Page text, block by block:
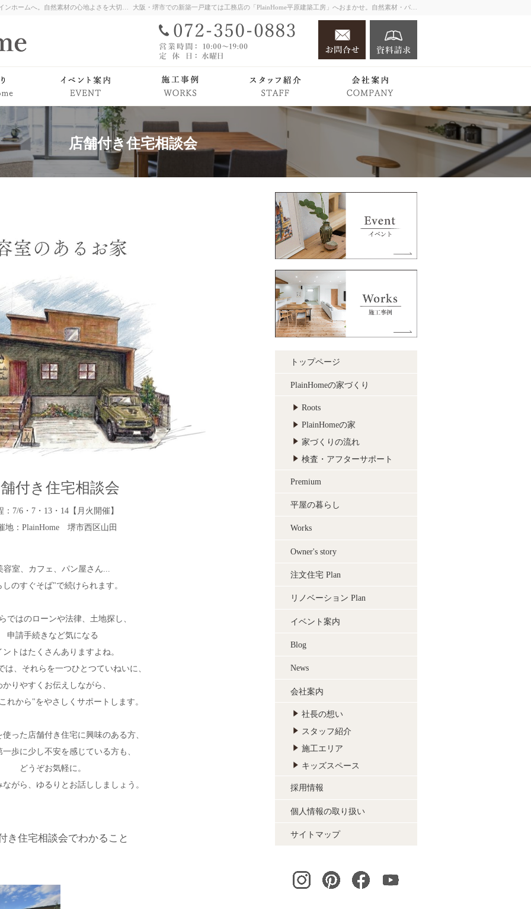
店舗付き住宅相談会
店舗付き住宅相談会
付き住宅相談会
：7/6・7・13・14【月火開催】
地：PlainHome 堺市西区山田
容室、カフェ、パン屋さん...
しのすぐそば"で続けられます。
ではのローンや法律、土地探し、
申請手続きなど気になる
ントはたくさんありますよね。
は、それらを一つひとつていねいに、
かりやすくお伝えしながら、
れから"をやさしくサポートします。
った店舗付き住宅に興味のある方、
一歩に少し不安を感じている方も、
どうぞお気軽に。
がら、ゆるりとお話ししましょう。
き住宅相談会でわかること
最初から最後
一級建築士が
寄り添います
わくへと変わるよ
ひとつずつ「てい
トップページ
PlainHomeの家づくり
Roots
PlainHomeの家
家づくりの流れ
検査・アフターサポート
Premium
平屋の暮らし
Works
Owner's story
注文住宅 Plan
リノベーション Plan
イベント案内
Blog
News
会社案内
社長の想い
スタッフ紹介
施工エリア
キッズスペース
採用情報
個人情報の取り扱い
サイトマップ
072-350-0883
お問合せ